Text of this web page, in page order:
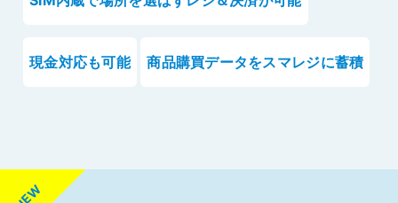
現金対応も可能 商品購買データをスマレジに蓄積